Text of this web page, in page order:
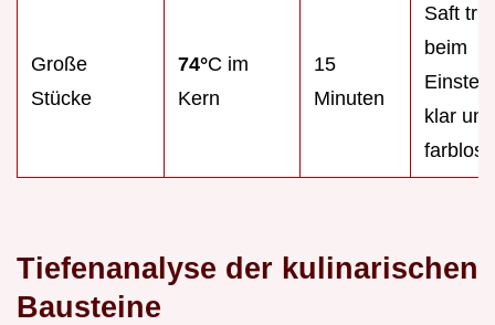
Große
Stücke
74°C im
Kern
15
Minuten
Saft tritt
beim
klar und
farblos
Tiefenanalyse der kulinarischen
Bausteine